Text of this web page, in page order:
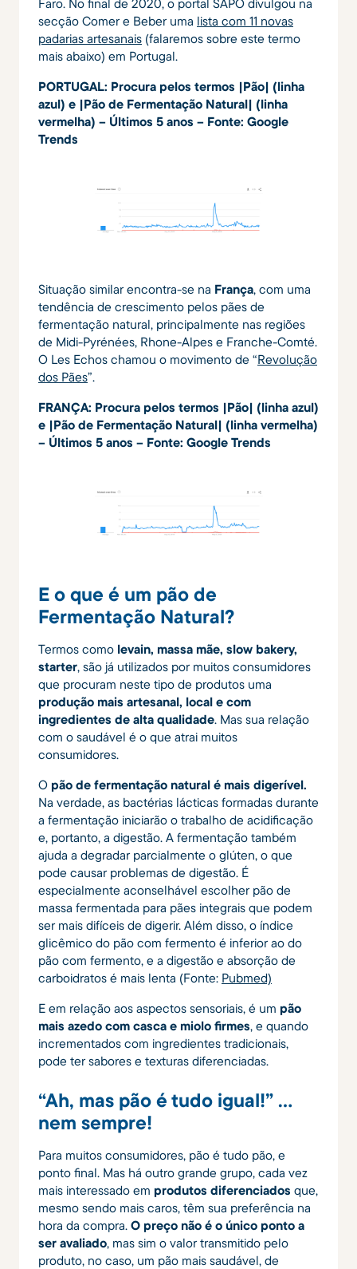
Faro. No final de 2020, o portal SAPO divulgou na
secção Comer e Beber uma lista com 11 novas
padarias artesanais (falaremos sobre este termo
mais abaixo) em Portugal.
PORTUGAL: Procura pelos termos |Pão| (linha
azul) e |Pão de Fermentação Natural| (linha
vermelha) – Últimos 5 anos – Fonte: Google
Trends
Situação similar encontra-se na França, com uma
tendência de crescimento pelos pães de
fermentação natural, principalmente nas regiões
de Midi-Pyrénées, Rhone-Alpes e Franche-Comté.
O Les Echos chamou o movimento de “Revolução
dos Pães”.
FRANÇA: Procura pelos termos |Pão| (linha azul)
e |Pão de Fermentação Natural| (linha vermelha)
– Últimos 5 anos – Fonte: Google Trends
E o que é um pão de
Fermentação Natural?
Termos como levain, massa mãe, slow bakery,
starter, são já utilizados por muitos consumidores
que procuram neste tipo de produtos uma
produção mais artesanal, local e com
ingredientes de alta qualidade. Mas sua relação
com o saudável é o que atrai muitos
consumidores.
O pão de fermentação natural é mais digerível.
Na verdade, as bactérias lácticas formadas durante
a fermentação iniciarão o trabalho de acidificação
e, portanto, a digestão. A fermentação também
ajuda a degradar parcialmente o glúten, o que
pode causar problemas de digestão. É
especialmente aconselhável escolher pão de
massa fermentada para pães integrais que podem
ser mais difíceis de digerir. Além disso, o índice
glicêmico do pão com fermento é inferior ao do
pão com fermento, e a digestão e absorção de
carboidratos é mais lenta (Fonte: Pubmed)
E em relação aos aspectos sensoriais, é um pão
mais azedo com casca e miolo firmes, e quando
incrementados com ingredientes tradicionais,
pode ter sabores e texturas diferenciadas.
“Ah, mas pão é tudo igual!” …
nem sempre!
Para muitos consumidores, pão é tudo pão, e
ponto final. Mas há outro grande grupo, cada vez
mais interessado em produtos diferenciados que,
mesmo sendo mais caros, têm sua preferência na
hora da compra. O preço não é o único ponto a
ser avaliado, mas sim o valor transmitido pelo
produto, no caso, um pão mais saudável, de